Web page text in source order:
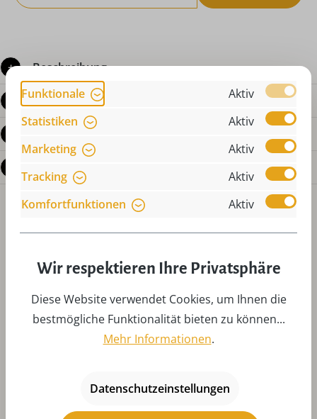
Beschreibung
Produktdetails
Bewertungen
Fragen zum Produkt
Produktgalerie überspringen
Zubehör
Funktionale
Aktiv
Statistiken
Aktiv
Marketing
Aktiv
Tracking
Aktiv
Komfortfunktionen
Aktiv
Wir respektieren Ihre Privatsphäre
Diese Website verwendet Cookies, um Ihnen die
bestmögliche Funktionalität bieten zu können...
Mehr Informationen.
Datenschutzeinstellungen